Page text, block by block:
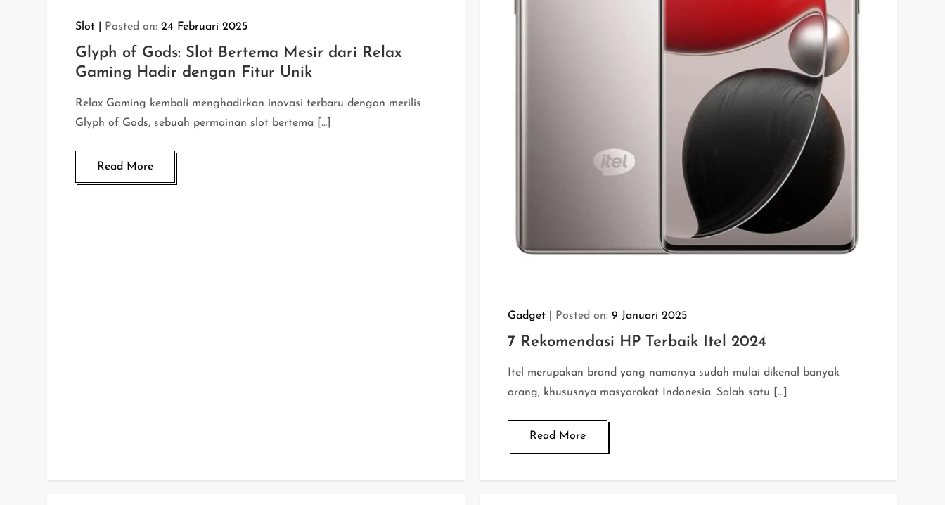
Slot Posted on:24 Februari 2025
Glyph of Gods: Slot Bertema Mesir dari Relax
Gaming Hadir dengan Fitur Unik
Relax Gaming kembali menghadirkan inovasi terbaru dengan merilis
Glyph of Gods, sebuah permainan slot bertema […]
Read More
Gadget Posted on: 9 Januari 2025
7 Rekomendasi HP Terbaik Itel 2024
Itel merupakan brand yang namanya sudah mulai dikenal banyak
orang, khususnya masyarakat Indonesia. Salah satu […]
Read More